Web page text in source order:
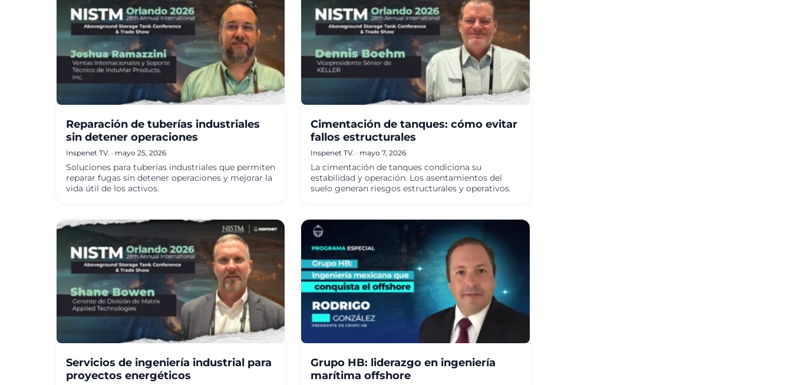
Reparación de tuberías industriales
sin detener operaciones
Inspenet TV. · mayo 25, 2026
Soluciones para tuberías industriales que permiten
reparar fugas sin detener operaciones y mejorar la
vida útil de los activos.
Cimentación de tanques: cómo evitar
fallos estructurales
Inspenet TV. · mayo 7, 2026
La cimentación de tanques condiciona su
estabilidad y operación. Los asentamientos del
suelo generan riesgos estructurales y operativos.
Servicios de ingeniería industrial para
proyectos energéticos
Grupo HB: liderazgo en ingeniería
marítima offshore